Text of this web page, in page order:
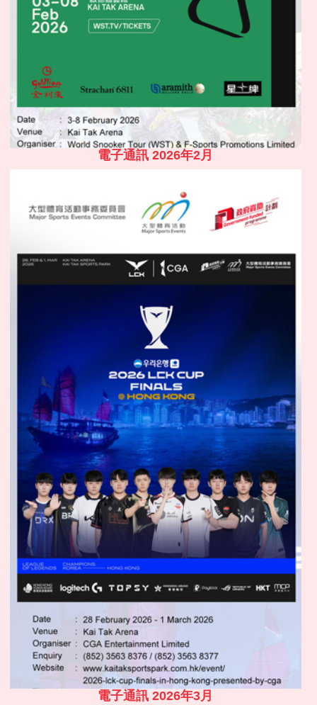
電子通訊 2026年2月
電子通訊 2026年3月